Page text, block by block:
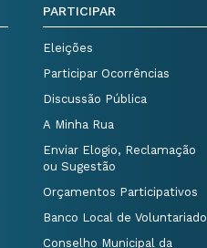
PARTICIPAR
Eleições
Participar Ocorrências
Discussão Pública
A Minha Rua
Enviar Elogio, Reclamação
ou Sugestão
Orçamentos Participativos
Banco Local de Voluntariado
Conselho Municipal da